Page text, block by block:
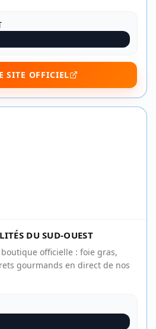
SITE OFFICIEL
DU SUD-OUEST
officielle : foie gras,
gourmands en direct de nos